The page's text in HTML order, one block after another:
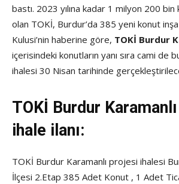
bastı. 2023 yılına kadar 1 milyon 200
olan TOKİ, Burdur’da 385 yeni konut
Kulusi’nin haberine göre, TOKİ Burdur
içerisindeki konutların yanı sıra cami de
ihalesi 30 Nisan tarihinde
TOKİ Burdur
ihale ilanı:
TOKİ Burdur Karamanlı projesi ihalesi
İlçesi 2.Etap 385 Adet Konut , 1 Adet